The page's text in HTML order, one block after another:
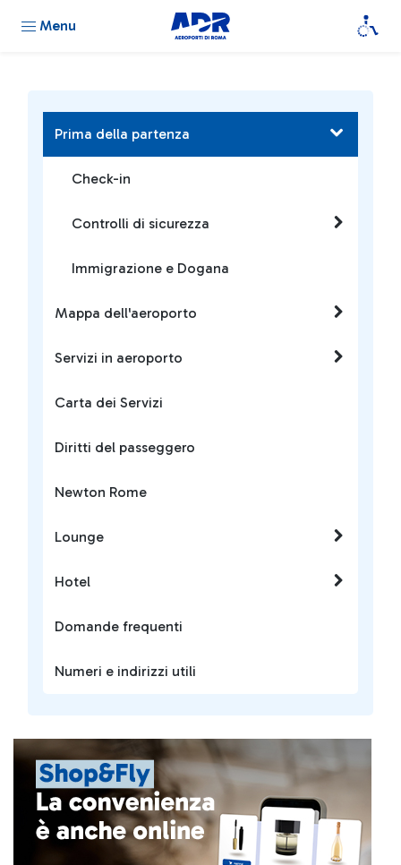
Menu
Prima della partenza
Check-in
Controlli di sicurezza
Immigrazione e Dogana
Mappa dell'aeroporto
Servizi in aeroporto
Carta dei Servizi
Diritti del passeggero
Newton Rome
Lounge
Hotel
Domande frequenti
Numeri e indirizzi utili